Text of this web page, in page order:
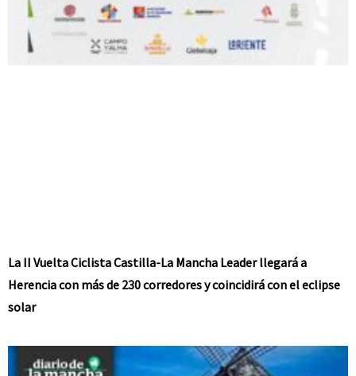
La II Vuelta Ciclista Castilla-La Mancha Leader llegará a
Herencia con más de 230 corredores y coincidirá con el eclipse
solar